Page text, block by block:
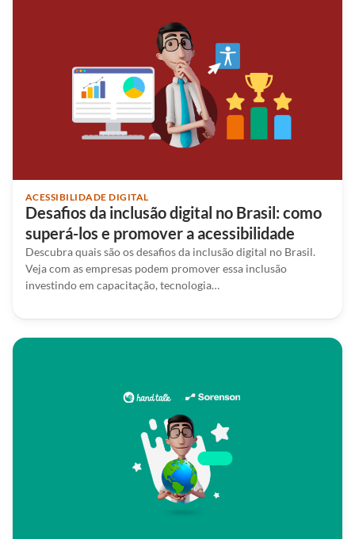
ACESSIBILIDADE DIGITAL
Desafios da inclusão digital no Brasil: como
superá-los e promover a acessibilidade
Descubra quais são os desafios da inclusão digital no Brasil.
Veja com as empresas podem promover essa inclusão
investindo em capacitação, tecnologia…